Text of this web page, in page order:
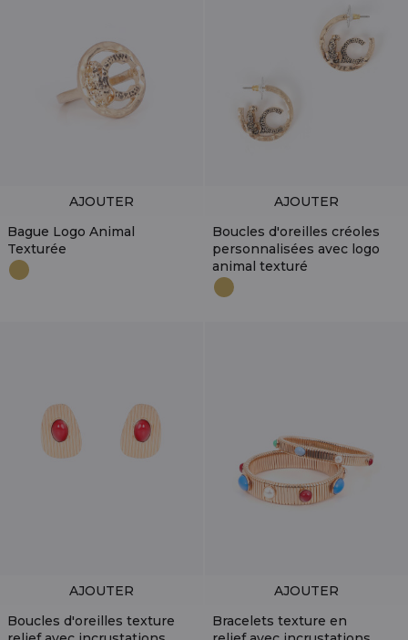
Bague Logo Animal
Texturée
AJOUTER
Boucles d'oreilles créoles
personnalisées avec logo
animal texturé
AJOUTER
Boucles d'oreilles texture
AJOUTER
Bracelets texture en
AJOUTER